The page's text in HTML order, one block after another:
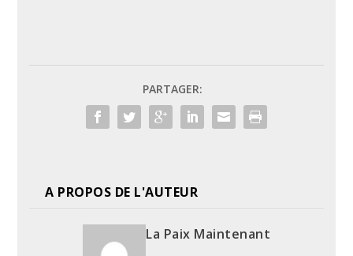
PARTAGER:
A PROPOS DE L'AUTEUR
La Paix Maintenant